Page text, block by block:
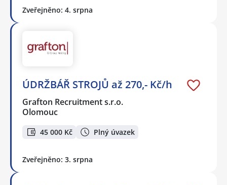
Zveřejněno: 4. srpna
ÚDRŽBÁŘ STROJŮ až 270,- Kč/h
Grafton Recruitment s.r.o.
Olomouc
45 000 Kč Plný úvazek
Zveřejněno: 3. srpna